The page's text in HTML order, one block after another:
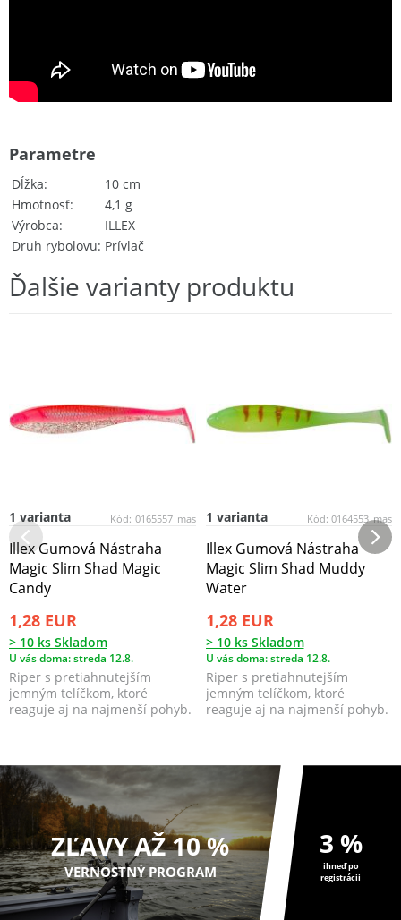
Dĺžka
10 cm
Hmotnosť
4,1 g
Výrobca
ILLEX
Druh rybolovu Prívlač
Parametre
Ďalšie varianty produktu
Kód: 0165557_mas
1 varianta
Illex Gumová Nástraha
Magic Slim Shad Magic
Candy
1,28 EUR
> 10 ks Skladom
U vás doma: streda 12.8.
Riper s pretiahnutejším
jemným telíčkom, ktoré
reaguje aj na najmenší pohyb.
Kód: 0164553_mas
1 varianta
Illex Gumová Nástraha
Magic Slim Shad Muddy
Water
1,28 EUR
> 10 ks Skladom
U vás doma: streda 12.8.
Riper s pretiahnutejším
jemným telíčkom, ktoré
reaguje aj na najmenší pohyb.
ZĽAVY AŽ 10 %
VERNOSTNÝ PROGRAM
3 %
ihneď po
registrácii